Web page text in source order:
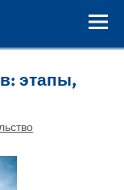
этапы,